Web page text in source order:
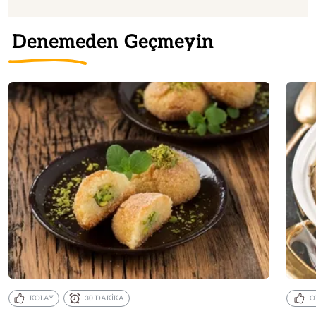
Denemeden Geçmeyin
KOLAY 30 DAKİKA